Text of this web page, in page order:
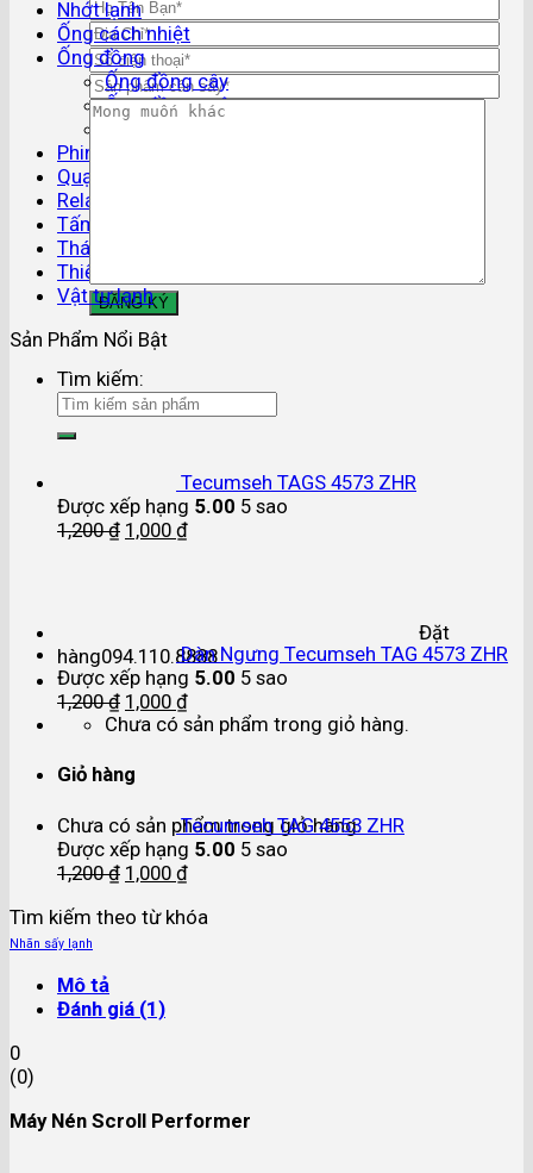
Tìm kiếm:
Đặt
hàng094.110.8888
Chưa có sản phẩm trong giỏ hàng.
Giỏ hàng
Chưa có sản phẩm trong giỏ hàng.
Nhớt lạnh
Ống cách nhiệt
Ống đồng
Ống đồng cây
Ống đồng cuộn
Phụ kiện ống đồng
Phin lọc gas
Quạt dàn lạnh
Relay áp suất
Tấm cách nhiệt
Tháp giải nhiệt
Thiết bị điều khiển
Vật tư lạnh
Sản Phẩm Nổi Bật
Tecumseh TAGS 4573 ZHR
Được xếp hạng 5.00 5 sao
1,200₫ 1,000 ₫
Dàn Ngưng Tecumseh TAG 4573 ZHR
Được xếp hạng 5.00 5 sao
1,200₫ 1,000 ₫
Tecumseh TAG 4553 ZHR
Được xếp hạng 5.00 5 sao
1,200₫ 1,000 ₫
Tìm kiếm theo từ khóa
Nhãn sấy lạnh
Mô tả
Đánh giá (1)
0
(0)
Máy Nén Scroll Performer